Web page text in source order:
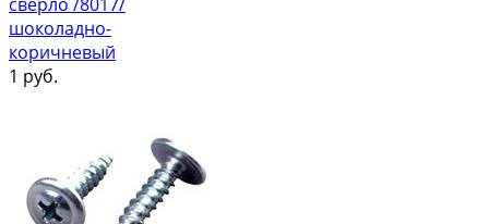
шоколадно-
коричневый
1 руб.